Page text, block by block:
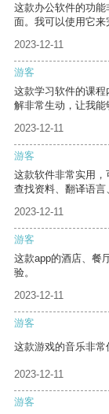
这款办公软件的功
面。我可以使用它来
2023-12-11
游客
这款学习软件的课
解非常生动，让我能
2023-12-11
游客
这款软件非常实用
查找资料、翻译语言
2023-12-11
游客
这款app的酒店、餐
验。
2023-12-11
游客
这款游戏的音乐非常
2023-12-11
游客